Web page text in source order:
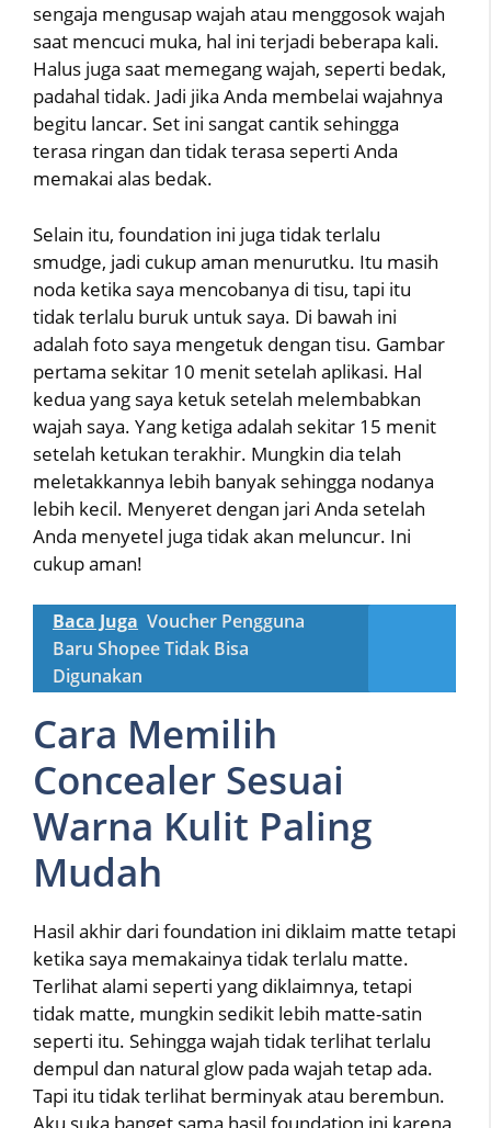
sengaja mengusap wajah atau menggosok wajah
saat mencuci muka, hal ini terjadi beberapa kali.
Halus juga saat memegang wajah, seperti bedak,
padahal tidak. Jadi jika Anda membelai wajahnya
begitu lancar. Set ini sangat cantik sehingga
terasa ringan dan tidak terasa seperti Anda
memakai alas bedak.
Selain itu, foundation ini juga tidak terlalu
smudge, jadi cukup aman menurutku. Itu masih
noda ketika saya mencobanya di tisu, tapi itu
tidak terlalu buruk untuk saya. Di bawah ini
adalah foto saya mengetuk dengan tisu. Gambar
pertama sekitar 10 menit setelah aplikasi. Hal
kedua yang saya ketuk setelah melembabkan
wajah saya. Yang ketiga adalah sekitar 15 menit
setelah ketukan terakhir. Mungkin dia telah
meletakkannya lebih banyak sehingga nodanya
lebih kecil. Menyeret dengan jari Anda setelah
Anda menyetel juga tidak akan meluncur. Ini
cukup aman!
Baca Juga Voucher Pengguna
Baru Shopee Tidak Bisa
Digunakan
Cara Memilih
Concealer Sesuai
Warna Kulit Paling
Mudah
Hasil akhir dari foundation ini diklaim matte tetapi
ketika saya memakainya tidak terlalu matte.
Terlihat alami seperti yang diklaimnya, tetapi
tidak matte, mungkin sedikit lebih matte-satin
seperti itu. Sehingga wajah tidak terlihat terlalu
dempul dan natural glow pada wajah tetap ada.
Tapi itu tidak terlihat berminyak atau berembun.